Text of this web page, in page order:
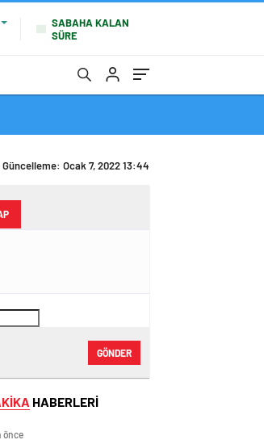
SABAHA KALAN
SÜRE
Güncelleme: Ocak 7, 2022 13:44
GÖNDER
HABERLERİ
önce